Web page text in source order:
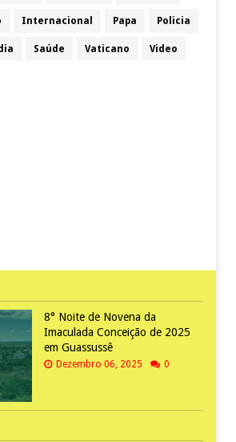
Internacional Papa Policia
Saúde Vaticano Video
8° Noite de Novena da
Imaculada Conceição de 2025
em Guassussê
Dezembro 06, 2025 0